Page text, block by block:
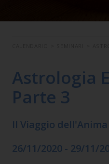
Astrologia
Parte 3
Il Viaggio
26/11/2020 - 29/11/